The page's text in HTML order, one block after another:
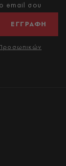
email σου
ΕΓΓΡΑΦΗ
Προσωπικών